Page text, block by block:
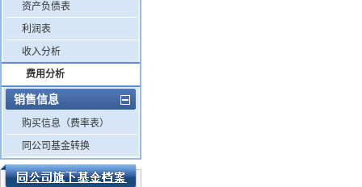
资产负债表
利润表
收入分析
费用分析
销售信息
购买信息（费率表）
同公司基金转换